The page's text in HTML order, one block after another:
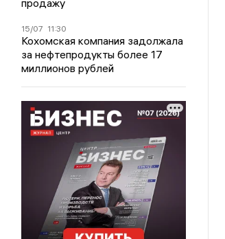
15/07 11:30
Кохомская компания задолжала
за нефтепродукты более 17
миллионов рублей